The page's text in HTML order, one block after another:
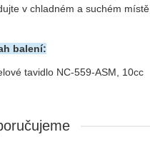
v chladném a suchém místě
balení:
tavidlo NC-559-ASM, 10cc